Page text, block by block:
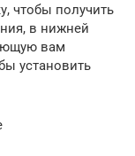
чтобы получить
в нижней
вам
установить